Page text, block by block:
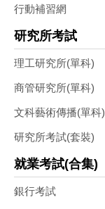
行動補習網
研究所考試
理工研究所(單科)
商管研究所(單科)
文科藝術傳播(單科)
研究所考試(套裝)
就業考試(合集)
銀行考試